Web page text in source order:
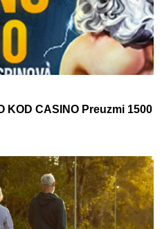
KOD CASINO Preuzmi 1500